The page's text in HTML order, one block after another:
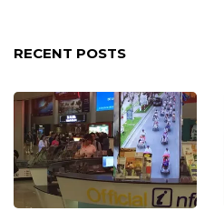
RECENT POSTS